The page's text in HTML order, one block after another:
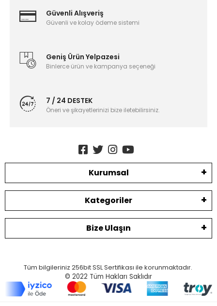
Güvenli Alışveriş
Güvenli ve kolay ödeme sistemi
Geniş Ürün Yelpazesi
Binlerce ürün ve kampanya seçeneği
7 / 24 DESTEK
Öneri ve şikayetlerinizi bize iletebilirsiniz.
Kurumsal
Kategoriler
Bize Ulaşın
Tüm bilgileriniz 256bit SSL Sertifikası ile korunmaktadır.
© 2022 Tüm Hakları Saklıdır